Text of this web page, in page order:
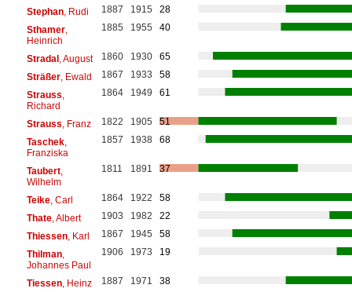
Stephan, Rudi 1887 1915
28
Sthamer,
Heinrich
1885 1955 40
Stradal, August 1860 1930
65
Sträßer, Ewald 1867 1933
58
Strauss
Richard
1864 1949 61
Strauss , Franz 1822 1905
51
Taschek,
Franziska
1857 1938 68
Taubert,
Wilhelm
1811 1891 37
Teike, Carl 1864 1922
58
Thate, Albert 1903 1982
22
Thiessen, Karl 1867 1945
58
Thilman,
Johannes Paul
1906 1973 19
Tiessen, Heinz 1887 1971
38